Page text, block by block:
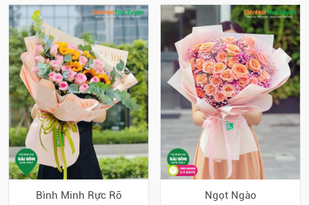
Bình Minh Rực Rỡ
Ngọt Ngào